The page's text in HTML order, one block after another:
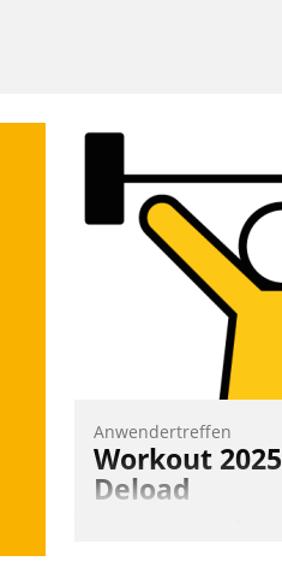
Anwendertreffen
Workout
Deload